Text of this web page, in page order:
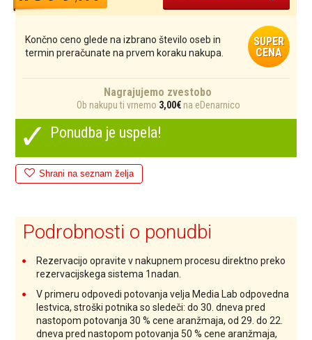
Končno ceno glede na izbrano število oseb in
termin preračunate na prvem koraku nakupa.
SUPER
CENA
Nagrajujemo zvestobo
Ob nakupu ti vrnemo 3,00€na eDenarnico
✓ Ponudba je uspela!
Shrani na seznam želja
Podrobnosti o ponudbi
Rezervacijo opravite v nakupnem procesu direktno preko
rezervacijskega sistema 1nadan.
V primeru odpovedi potovanja velja Media Lab odpovedna
lestvica, stroški potnika so sledeči: do 30. dneva pred
nastopom potovanja 30 % cene aranžmaja, od 29. do 22.
dneva pred nastopom potovanja 50 % cene aranžmaja,